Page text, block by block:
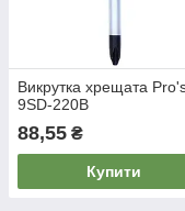
Викрутка хрещата
9SD-220B
88,55 ₴
Купити